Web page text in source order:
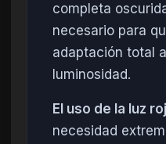
completa
necesario para
adaptación total
luminosidad.
El uso de la luz
necesidad